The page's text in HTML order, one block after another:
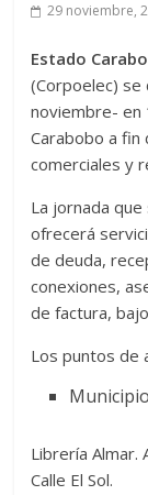
29 noviembre,
Estado
(Corpoelec)
noviembre- en
Carabobo a fin
comerciales y
La jornada
ofrecerá
de deuda,
conexiones,
de factura,
Los puntos de
Librería Almar.
Calle El Sol.